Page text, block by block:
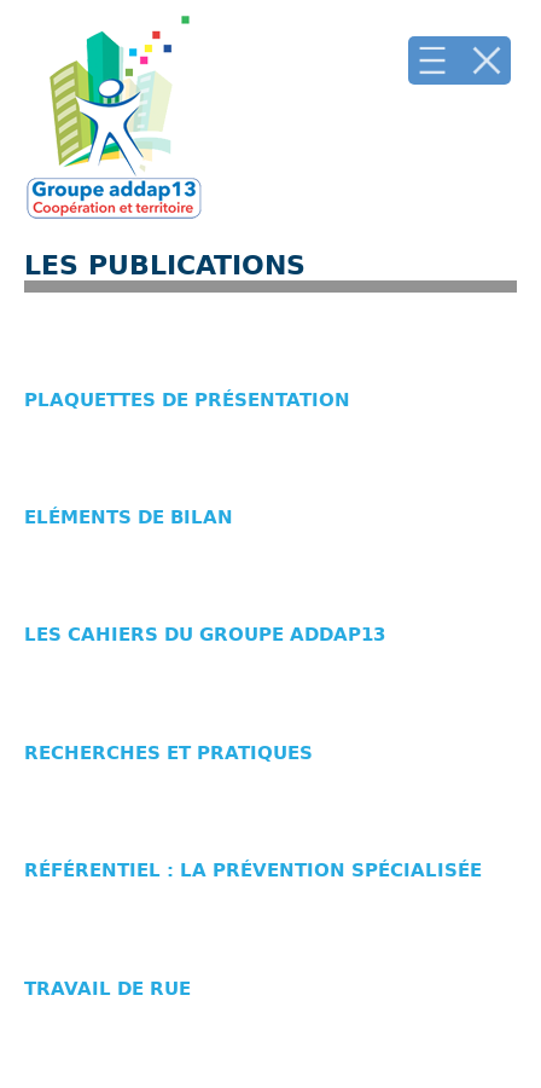
LES PUBLICATIONS
PLAQUETTES DE PRÉSENTATION
ELÉMENTS DE BILAN
LES CAHIERS DU GROUPE ADDAP13
RECHERCHES ET PRATIQUES
RÉFÉRENTIEL : LA PRÉVENTION SPÉCIALISÉE
TRAVAIL DE RUE